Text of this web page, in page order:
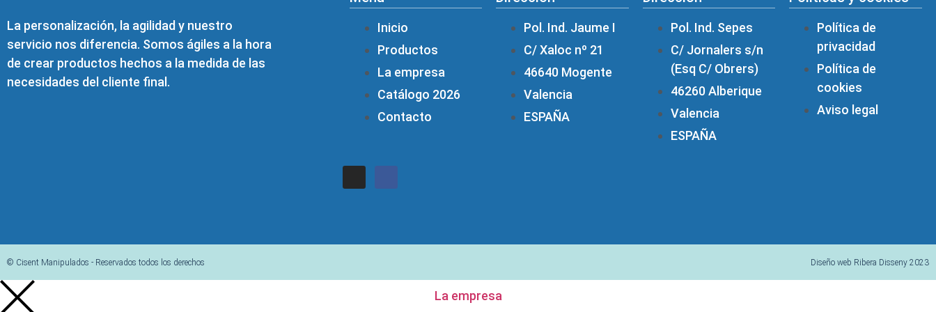
La personalización, la agilidad y nuestro
servicio nos diferencia. Somos ágiles a la hora
de crear productos hechos a la medida de las
necesidades del cliente final.
Inicio
Productos
La empresa
Catálogo 2026
Contacto
Pol. Ind. Jaume I
C/ Xaloc nº 21
46640 Mogente
Valencia
ESPAÑA
Pol. Ind. Sepes
C/ Jornalers s/n
(Esq C/ Obrers)
46260 Alberique
Valencia
ESPAÑA
Política de
privacidad
Política de
cookies
Aviso legal
© Cisent Manipulados - Reservados todos los derechos Diseño web Ribera Disseny 2023
La empresa